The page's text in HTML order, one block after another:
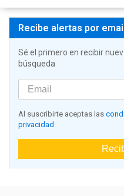
Recibe alertas por email
Sé el primero en recibir
búsqueda
Al suscribirte aceptas las
privacidad